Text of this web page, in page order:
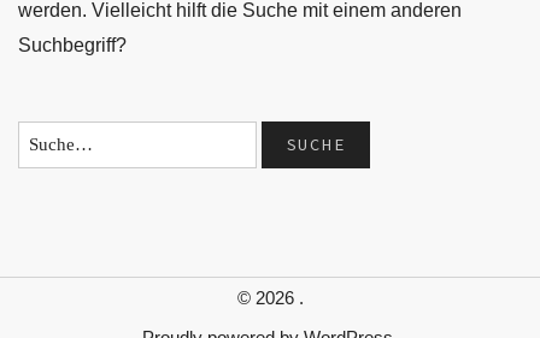
werden. Vielleicht hilft die Suche mit einem anderen
Suchbegriff?
© 2026 .